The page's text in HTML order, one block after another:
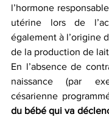
l’hormone
utérine lors de
également à l’origine
de la production de
En l’absence de
naissance (par
césarienne
du bébé qui va